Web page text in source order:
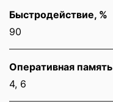
Быстродействие, %
90
Оперативная память
4, 6